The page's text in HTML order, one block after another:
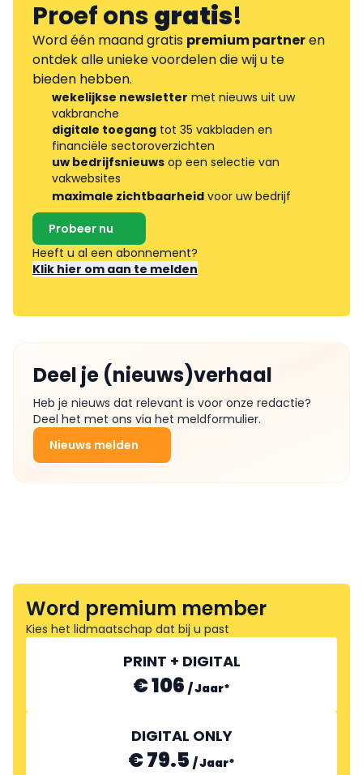
Proef onsgratis!
Word één maand gratis premium partneren
ontdek alle unieke voordelen die wij u te
bieden hebben.
wekelijkse newsletter met nieuws uit uw
vakbranche
digitale toegang tot 35 vakbladen en
financiële sectoroverzichten
uw bedrijfsnieuws op een selectie van
vakwebsites
maximale zichtbaarheid voor uw bedrijf
Probeer nu
Heeft u al een abonnement?
Klik hier om aan te melden
Deel je (nieuws)verhaal
Heb je nieuws dat relevant is voor onze redactie?
Deel het met ons via het meldformulier.
Nieuws melden
Word premium member
Kies het lidmaatschap dat bij u past
PRINT + DIGITAL
€ 106 /Jaar*
DIGITAL ONLY
€ 79.5 /Jaar*